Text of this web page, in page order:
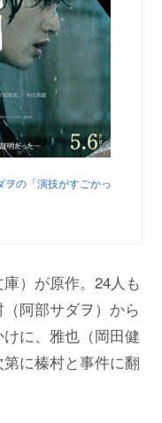
の「演技がすごかっ
）が原作。24人も
阿部サダヲ）から
に、雅也（岡田健
に榛村と事件に翻